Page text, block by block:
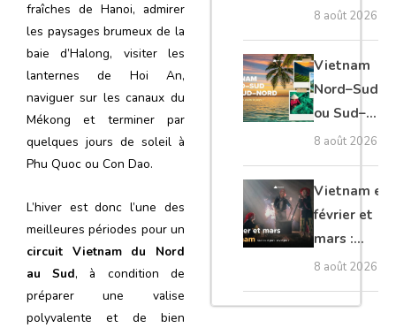
fraîches de Hanoi, admirer
les paysages brumeux de la
baie d’Halong, visiter les
lanternes de Hoi An,
naviguer sur les canaux du
Mékong et terminer par
quelques jours de soleil à
Phu Quoc ou Con Dao.
L’hiver est donc l’une des
meilleures périodes pour un
circuit Vietnam du Nord
au Sud, à condition de
préparer une valise
polyvalente et de bien
et chauffeur
privé au
Vietnam
8 août 2026
Vietnam
Nord–Sud
ou Sud–
Nord : dans
quel sens
visiter le
pays ?
8 août 2026
Vietnam en
février et
mars :
quelles
régions
privilégier ?
8 août 2026